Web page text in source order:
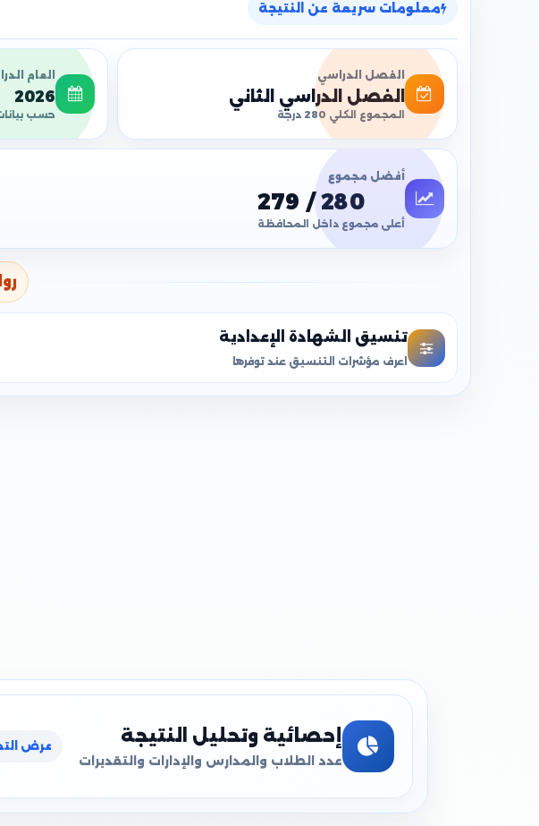
معلومات سريعة عن النتيجة
الفصل الدراسي
الفصل الدراسي الثاني
المجموع الكلي 280 درجة
العام
2026
حسب
أفضل مجموع
279 / 280
أعلى مجموع داخل المحافظة
تنسيق الشهادة الإعدادية
اعرف مؤشرات التنسيق عند توفرها
إحصائية وتحليل النتيجة
عدد الطلاب والمدارس والإدارات والتقديرات
عرض